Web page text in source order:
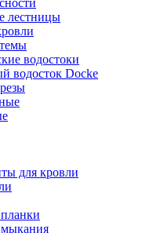
лестницы
водостоки
водосток Docke
для кровли